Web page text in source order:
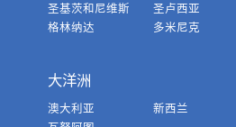
圣基茨和尼维斯
圣卢西亚
格林纳达
多米尼克
大洋洲
澳大利亚
新西兰